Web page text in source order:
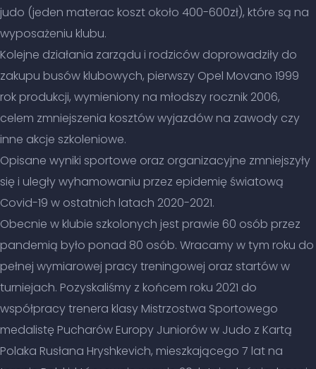
judo (jeden materac koszt około 400-600zł), które są na
wyposażeniu klubu.
Kolejne działania zarządu i rodziców doprowadziły do
zakupu busów klubowych, pierwszy Opel Movano 1999
rok produkcji, wymieniony na młodszy rocznik 2006,
celem zmniejszenia kosztów wyjazdów na zawody czy
inne akcje szkoleniowe.
Opisane wyniki sportowe oraz organizacyjne zmniejszyły
się i uległy wyhamowaniu przez epidemię światową
Covid-19 w ostatnich latach 2020-2021.
Obecnie w klubie szkolonych jest prawie 60 osób przez
pandemią było ponad 80 osób. Wracamy w tym roku do
pełnej wymiarowej pracy treningowej oraz startów w
turniejach. Pozyskaliśmy z końcem roku 2021 do
współpracy trenera klasy Mistrzostwa Sportowego
medalistę Pucharów Europy Juniorów w Judo z Kartą
Polaka Rusłana Hryshkevich, mieszkającego 7 lat na